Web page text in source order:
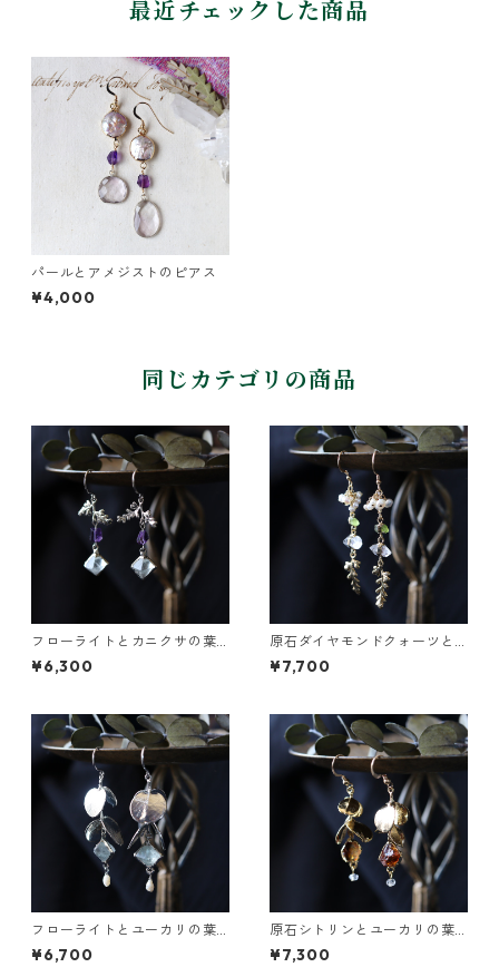
最近チェックした商品
パールとアメジストのピアス
¥4,000
同じカテゴリの商品
フローライトとカニクサの葉
ピアス
¥6,300
原石ダイヤモンドクォーツと
カニクサの葉ピアス
¥7,700
フローライトとユーカリの葉
ピアス
¥6,700
原石シトリンとユーカリの葉
のピアス
¥7,300